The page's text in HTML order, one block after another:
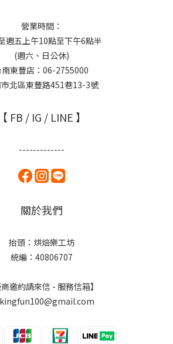
營業時間：
週五上午10點至下午6點半
(週六、日公休)
南東豐店：06-2755000
北區東豐路451巷13-3號
【 FB / IG / LINE 】
-------------
關於我們
抬頭：烘焙樂工坊
統編：40806707
商邀約請來信 - 服務信箱】